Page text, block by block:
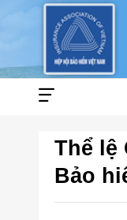
Thể lệ
Bảo